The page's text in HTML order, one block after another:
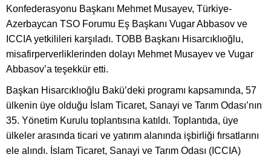
Konfederasyonu Başkanı Mehmet Musayev, Türkiye-
Azerbaycan TSO Forumu Eş Başkanı Vugar Abbasov ve
ICCIA yetkilileri karşıladı. TOBB Başkanı Hisarcıklıoğlu,
misafirperverliklerinden dolayı Mehmet Musayev ve Vugar
Abbasov’a teşekkür etti.
Başkan Hisarcıklıoğlu Bakü’deki programı kapsamında, 57
ülkenin üye olduğu İslam Ticaret, Sanayi ve Tarım Odası’nın
35. Yönetim Kurulu toplantısına katıldı. Toplantıda, üye
ülkeler arasında ticari ve yatırım alanında işbirliği fırsatlarını
ele alındı. İslam Ticaret, Sanayi ve Tarım Odası (ICCIA)